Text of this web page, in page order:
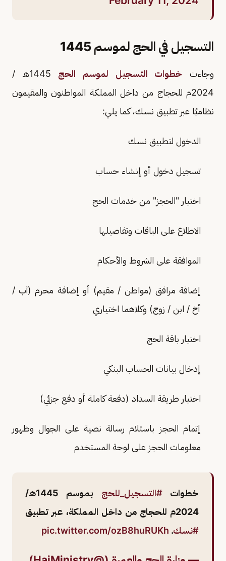
التسجيل في الحج لموسم 1445
وجاءت خطوات التسجيل لموسم الحج
1445هـ /
2024م للحجاج من داخل المملكة المواطنون والمقيمون
نظاميًا عبر تطبيق نسك، كما يلي:
الدخول لتطبيق نسك
تسجيل دخول أو إنشاء حساب
اختيار "الحجز" من خدمات الحج
الاطلاع على الباقات وتفاصيلها
الموافقة على الشروط والأحكام
إضافة مرافق (مواطن / مقيم) أو إضافة محرم (آب /
أخ / ابن / زوج) وكلاهما اختياري
اختيار باقة الحج
إدخال بيانات الحساب البنكي
اختيار طريقة السداد (دفعة كاملة أو دفع جزئي)
إتمام الحجز باستلام رسالة نصية على الجوال وظهور
معلومات الحجز على لوحة المستخدم
خطوات#التسجيل_للحج
بموسم 1445هـ/
2024م للحجاج من داخل المملكة، عبر تطبيق
#نسك.
pic.twitter.com/ozB8huRUKh